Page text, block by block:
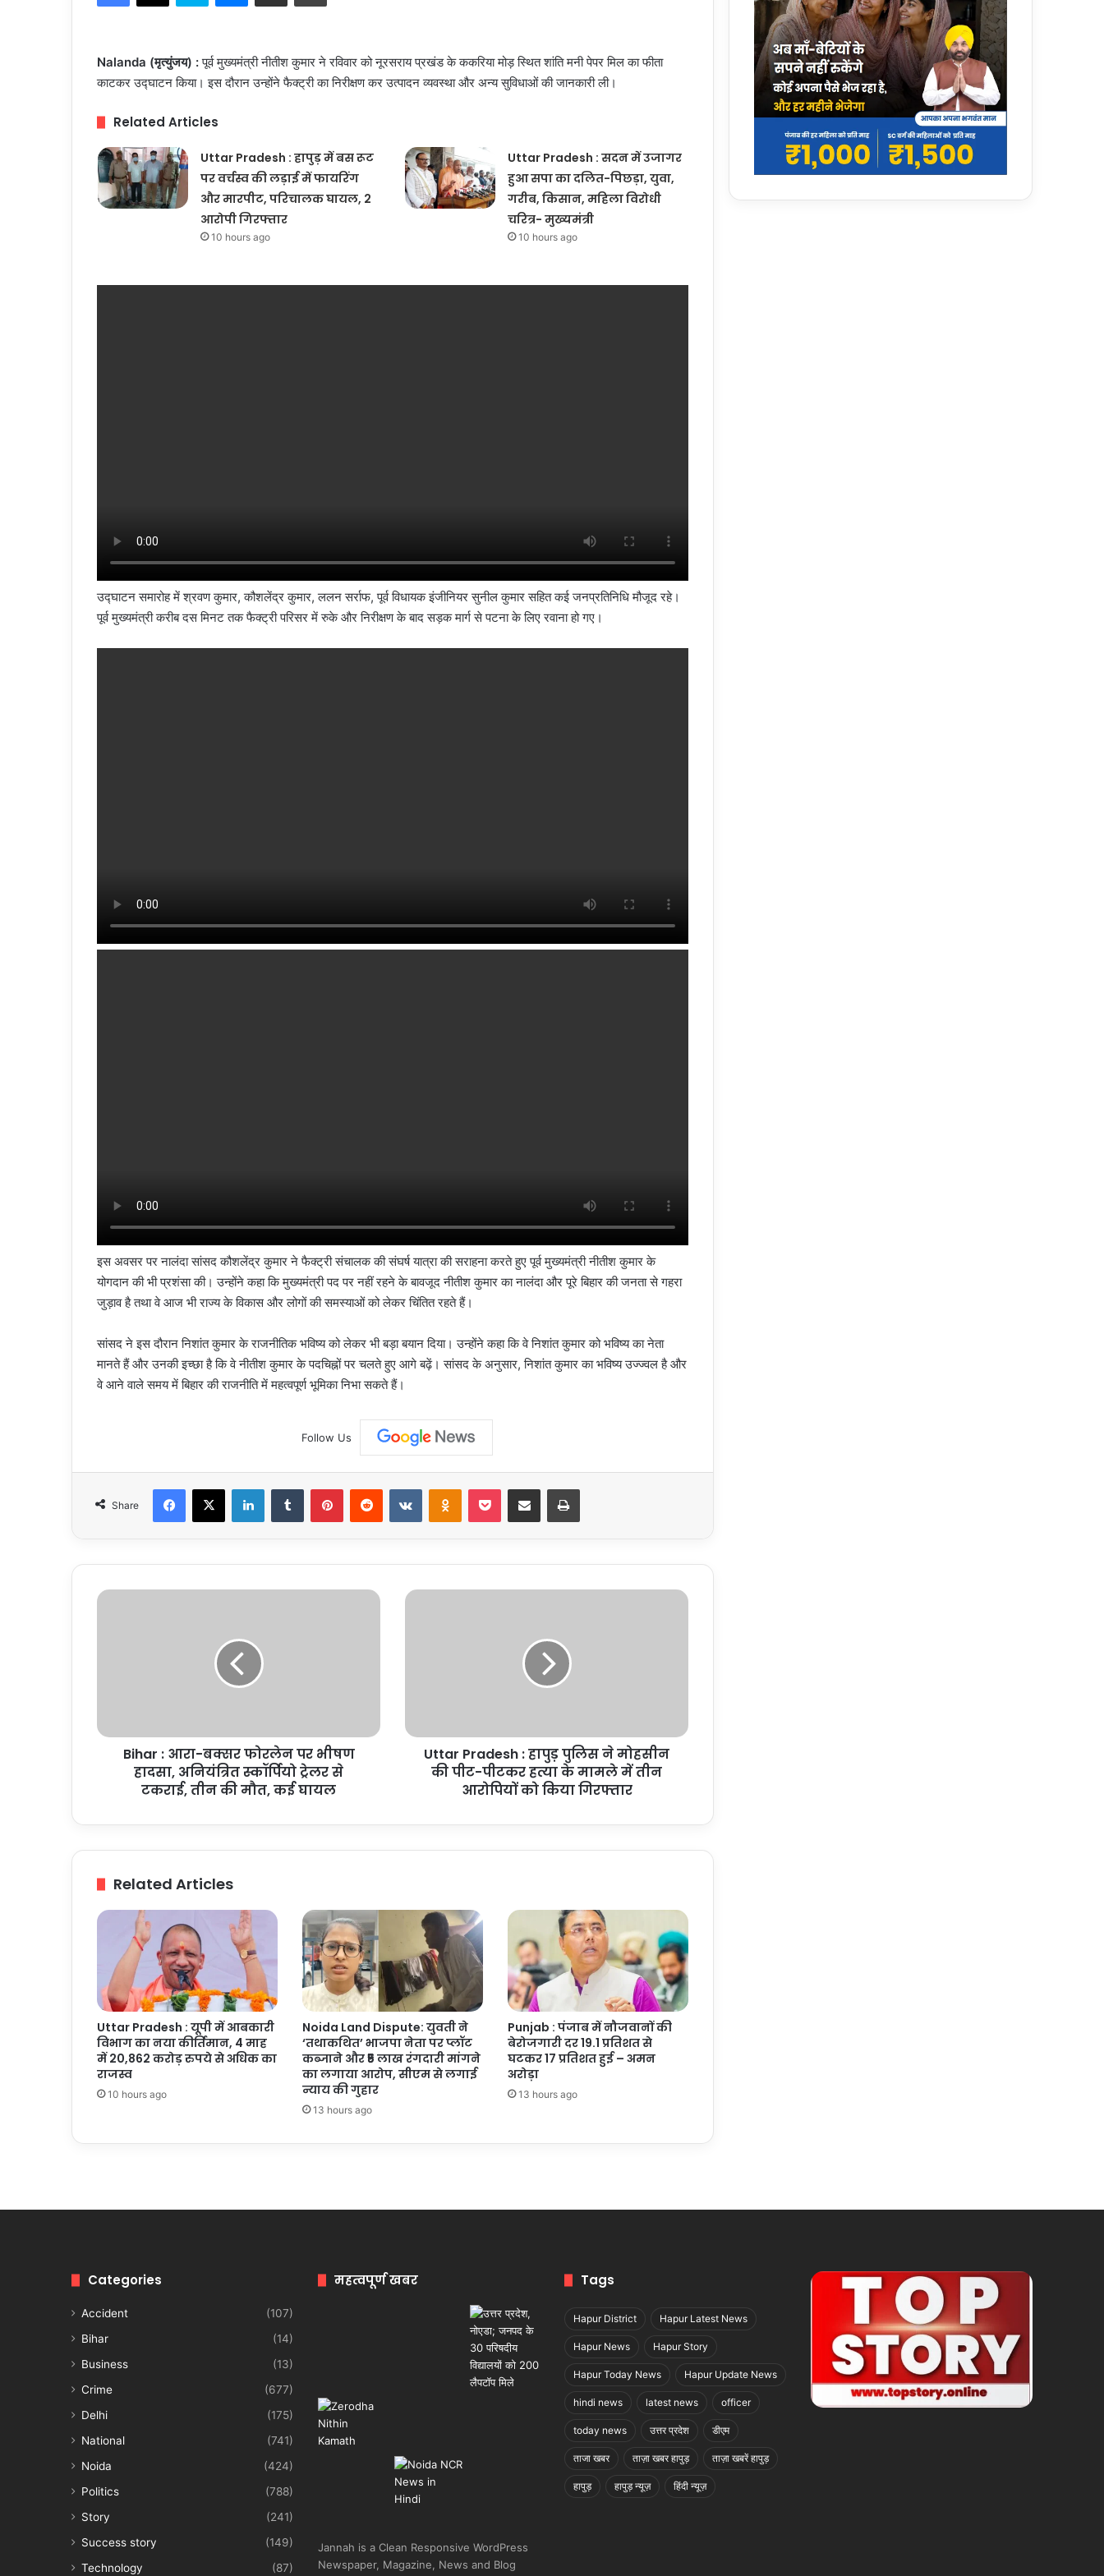
Nalanda (मृत्युंजय) :पूर्व मुख्यमंत्री नीतीश कुमार ने रविवार को नूरसराय प्रखंड के ककरिया मोड़ स्थित शांति मनी पेपर मिल का फीता
काटकर उद्घाटन किया। इस दौरान उन्होंने फैक्ट्री का निरीक्षण कर उत्पादन व्यवस्था और अन्य सुविधाओं की जानकारी ली।
Related Articles
Uttar Pradesh : हापुड़ में बस रूट
पर वर्चस्व की लड़ाई में फायरिंग
और मारपीट, परिचालक घायल, 2
आरोपी गिरफ्तार
10 hours ago
Uttar Pradesh : सदन में उजागर
हुआ सपा का दलित-पिछड़ा, युवा,
गरीब, किसान, महिला विरोधी
चरित्र- मुख्यमंत्री
10 hours ago
उद्घाटन समारोह में श्रवण कुमार, कौशलेंद्र कुमार, ललन सर्राफ, पूर्व विधायक इंजीनियर सुनील कुमार सहित कई जनप्रतिनिधि मौजूद रहे।
पूर्व मुख्यमंत्री करीब दस मिनट तक फैक्ट्री परिसर में रुके और निरीक्षण के बाद सड़क मार्ग से पटना के लिए रवाना हो गए।
इस अवसर पर नालंदा सांसद कौशलेंद्र कुमार ने फैक्ट्री संचालक की संघर्ष यात्रा की सराहना करते हुए पूर्व मुख्यमंत्री नीतीश कुमार के
योगदान की भी प्रशंसा की। उन्होंने कहा कि मुख्यमंत्री पद पर नहीं रहने के बावजूद नीतीश कुमार का नालंदा और पूरे बिहार की जनता से गहरा
जुड़ाव है तथा वे आज भी राज्य के विकास और लोगों की समस्याओं को लेकर चिंतित रहते हैं।
सांसद ने इस दौरान निशांत कुमार के राजनीतिक भविष्य को लेकर भी बड़ा बयान दिया। उन्होंने कहा कि वे निशांत कुमार को भविष्य का नेता
मानते हैं और उनकी इच्छा है कि वे नीतीश कुमार के पदचिह्नों पर चलते हुए आगे बढ़ें। सांसद के अनुसार, निशांत कुमार का भविष्य उज्ज्वल है और
वे आने वाले समय में बिहार की राजनीति में महत्वपूर्ण भूमिका निभा सकते हैं।
Follow Us
Share
Facebook
X LinkedInTumblr PinterestReddit VKontakteOdnoklassniki
Pocket Share via Email Print
Bihar
अनियंत्रित
स्कॉर्पियो
घायल
Bihar : आरा-बक्सर फोरलेन पर भीषण
हादसा, अनियंत्रित स्कॉर्पियो ट्रेलर से
टकराई, तीन की मौत, कई घायल
Uttar
पीट-
पीटकर
गिरफ्तार
Uttar Pradesh : हापुड़ पुलिस ने मोहसीन
की पीट-पीटकर हत्या के मामले में तीन
आरोपियों को किया गिरफ्तार
Related Articles
Uttar Pradesh : यूपी में आबकारी
विभाग का नया कीर्तिमान, 4 माह
में 20,862 करोड़ रुपये से अधिक का
राजस्व
10 hours ago
Noida Land Dispute: युवती ने
‘तथाकथित’ भाजपा नेता पर प्लॉट
कब्जाने और ₹5 लाख रंगदारी मांगने
का लगाया आरोप, सीएम से लगाई
न्याय की गुहार
13 hours ago
Punjab : पंजाब में नौजवानों की
बेरोजगारी दर 19.1 प्रतिशत से
घटकर 17 प्रतिशत हुई – अमन
अरोड़ा
13 hours ago
Categories
Accident
(107)
Bihar
(14)
Business
(13)
Crime
(677)
Delhi
(175)
National
(741)
Noida
(424)
Politics
(788)
Story
(241)
Success story
(149)
Technology
(87)
महत्वपूर्ण खबर
Jannah is a Clean Responsive WordPress
Newspaper, Magazine, News and Blog
Tags
Hapur District Hapur Latest News
Hapur News Hapur Story
Hapur Today News Hapur Update News
hindi news latest news officer
today news उत्तर प्रदेश डीएम
ताजा खबर ताज़ा खबर हापुड़ ताज़ा खबरें हापुड़
हापुड़ हापुड़ न्यूज़ हिंदी न्यूज़